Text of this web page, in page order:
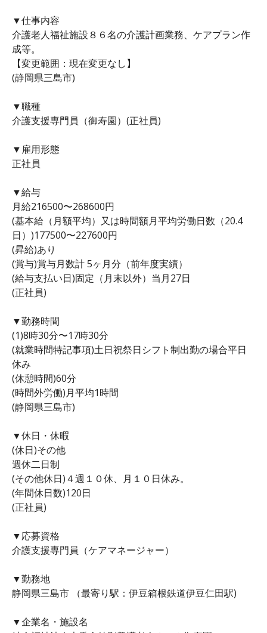
▼仕事内容
介護老人福祉施設８６名の介護計画業務、ケアプラン作
成等。
【変更範囲：現在変更なし】
(静岡県三島市)
▼職種
介護支援専門員（御寿園）(正社員)
▼雇用形態
正社員
▼給与
月給216500〜268600円
(基本給（月額平均）又は時間額月平均労働日数（20.4
日）)177500〜227600円
(昇給)あり
(賞与)賞与月数計 5ヶ月分（前年度実績）
(給与支払い日)固定（月末以外）当月27日
(正社員)
▼勤務時間
(1)8時30分〜17時30分
(就業時間特記事項)土日祝祭日シフト制出勤の場合平日
休み
(休憩時間)60分
(時間外労働)月平均1時間
(静岡県三島市)
▼休日・休暇
(休日)その他
週休二日制
(その他休日)４週１０休、月１０日休み。
(年間休日数)120日
(正社員)
▼応募資格
介護支援専門員（ケアマネージャー）
▼勤務地
静岡県三島市 （最寄り駅：伊豆箱根鉄道伊豆仁田駅)
▼企業名・施設名